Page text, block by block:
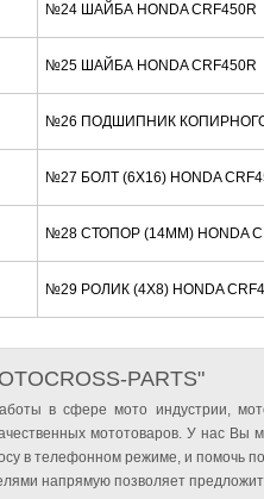
№24 ШАЙБА HONDA CRF450R
№25 ШАЙБА HONDA CRF450R
№26 ПОДШИПНИК КОПИРНОГО
№27 БОЛТ (6X16) HONDA
№28 СТОПОР (14MM) HONDA
№29 РОЛИК (4X8) HONDA
PARTS"
в сфере мото индустрии,
мототоваров. У нас
в телефонном режиме, и помочь
напрямую позволяет